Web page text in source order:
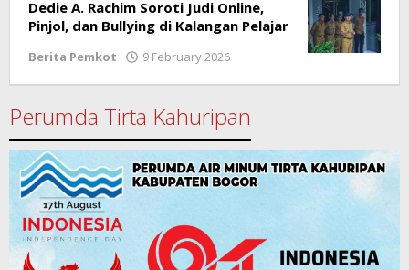
Dedie A. Rachim Soroti Judi Online,
Pinjol, dan Bullying di Kalangan Pelajar
Berita Pemkot 9 February 2026
Perumda Tirta Kahuripan